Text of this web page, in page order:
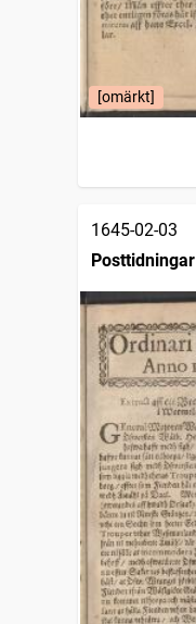
[omärkt]
1645-02-03
Posttidningar